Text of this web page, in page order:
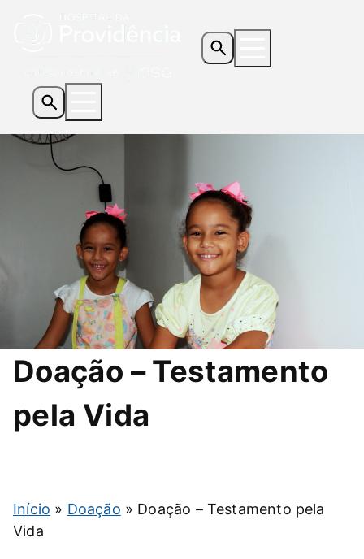
Os Hospitais
Serviços e Especialidades
Informações Úteis
Doe Agora
Doação – Testamento
pela Vida
Início » Doação » Doação – Testamento pela
Vida